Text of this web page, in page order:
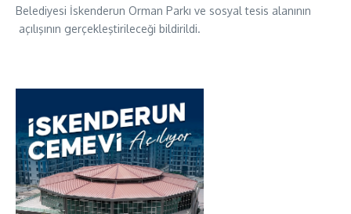
Belediyesi İskenderun Orman Parkı ve sosyal tesis alanının
açılışının gerçekleştirileceği bildirildi.